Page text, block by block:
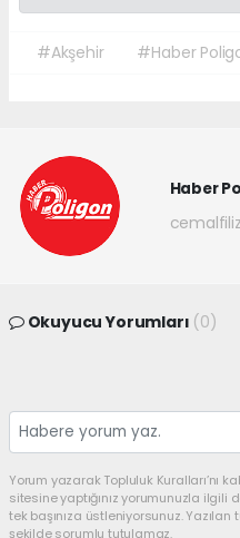
#Akşehir #Haber
Haber
Okuyucu Yorumları (0)
Yorum yazarak Topluluk Kuralları’nı
sitesine yaptığınız yorumunuzla
tek başınıza üstleniyorsunuz.
şekilde sorumlu tutulamaz.